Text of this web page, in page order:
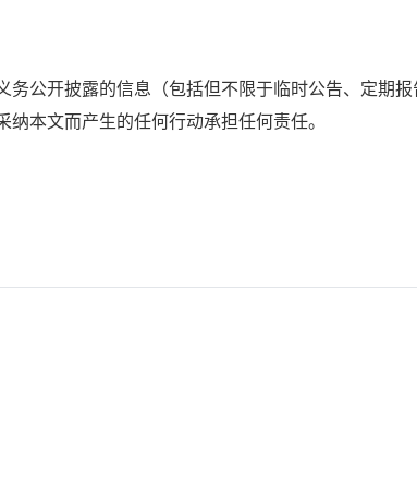
公开披露的信息（包括但不限于临时公告、定期
本文而产生的任何行动承担任何责任。